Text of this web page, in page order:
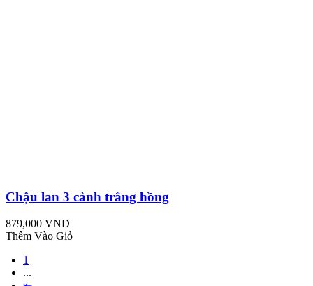
Chậu lan 3 cành trắng hồng
879,000 VND
Thêm Vào Giỏ
1
...